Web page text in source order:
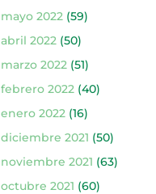
mayo 2022(59)
abril 2022(50)
marzo 2022(51)
febrero 2022(40)
enero 2022(16)
diciembre 2021 (50)
noviembre 2021 (63)
octubre 2021 (60)